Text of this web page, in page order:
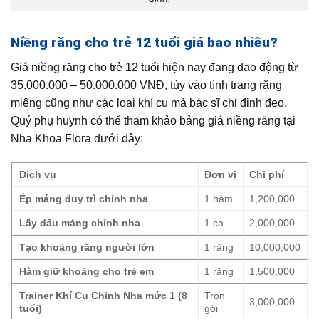
Niềng răng cho trẻ 12 tuổi giá bao nhiêu?
Giá niềng răng cho trẻ 12 tuổi hiện nay đang dao động từ
35.000.000 – 50.000.000 VNĐ, tùy vào tình trạng răng
miệng cũng như các loại khí cụ mà bác sĩ chỉ định đeo.
Quý phụ huynh có thể tham khảo bảng giá niềng răng tại
Nha Khoa Flora dưới đây:
Dịch vụ Đơn vị Chi phí
Ép máng duy trì chỉnh nha 1 hàm 1,200,000
Lấy dấu máng chỉnh nha 1 ca 2,000,000
Tạo khoảng răng người lớn 1 răng 10,000,000
Hàm giữ khoảng cho trẻ em 1 răng 1,500,000
Trainer Khí Cụ Chỉnh Nha mức 1 (8
tuổi)
Trọn
gói
3,000,000